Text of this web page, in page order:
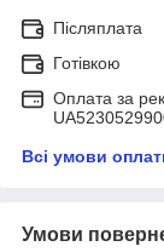
Післяплата
Готівкою
Оплата за
Всі умови
Умови